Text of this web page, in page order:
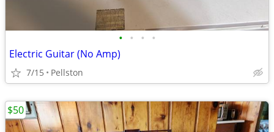
• • • •
Electric Guitar (No Amp)
7/15 Pellston
$50